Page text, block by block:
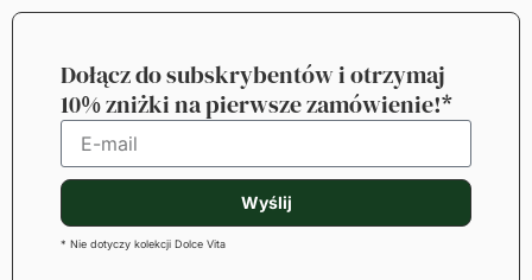
Dołącz do subskrybentów i otrzymaj
10% zniżki na pierwsze zamówienie!*
Wyślij
* Nie dotyczy kolekcji Dolce Vita